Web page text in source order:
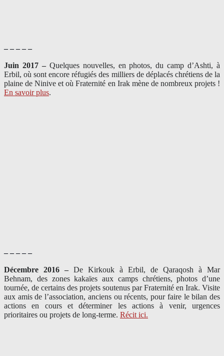
– – – – –
Juin 2017 – Quelques nouvelles, en photos, du camp d’Ashti, à
Erbil, où sont encore réfugiés des milliers de déplacés chrétiens de la
plaine de Ninive et où Fraternité en Irak mène de nombreux projets !
En savoir plus.
– – – – –
Décembre 2016 – De Kirkouk à Erbil, de Qaraqosh à Mar
Behnam, des zones kakaïes aux camps chrétiens, photos d’une
tournée, de certains des projets soutenus par Fraternité en Irak. Visite
aux amis de l’association, anciens ou récents, pour faire le bilan des
actions en cours et déterminer les actions à venir, urgences
prioritaires ou projets de long-terme. Récit ici.